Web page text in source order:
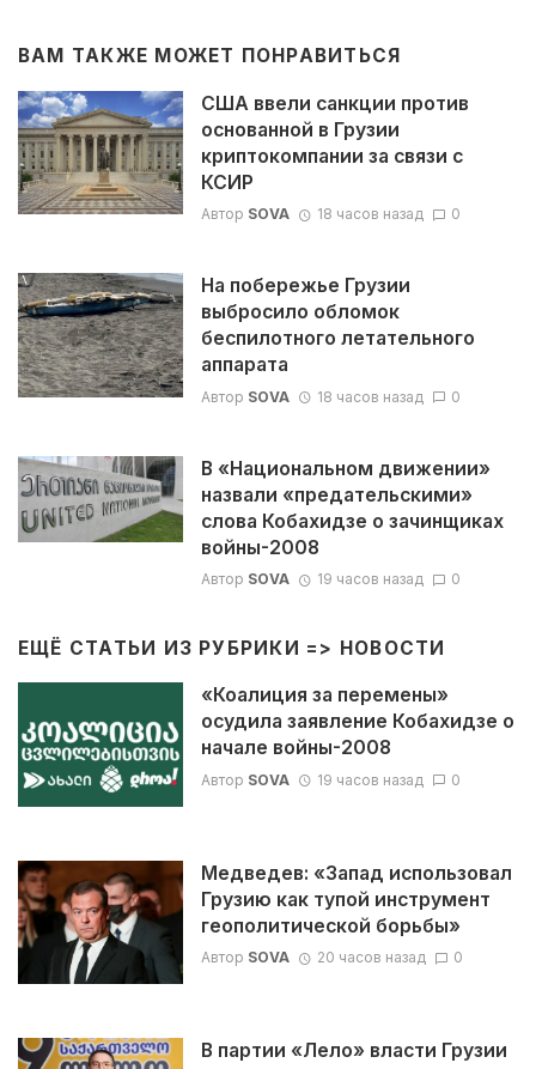
ВАМ ТАКЖЕ МОЖЕТ ПОНРАВИТЬСЯ
США ввели санкции против
основанной в Грузии
криптокомпании за связи с
КСИР
Автор SOVA 18 часов назад 0
На побережье Грузии
выбросило обломок
беспилотного летательного
аппарата
Автор SOVA 18 часов назад 0
В «Национальном движении»
назвали «предательскими»
слова Кобахидзе о зачинщиках
войны-2008
Автор SOVA 19 часов назад 0
ЕЩЁ СТАТЬИ ИЗ РУБРИКИ => НОВОСТИ
«Коалиция за перемены»
осудила заявление Кобахидзе о
начале войны-2008
Автор SOVA 19 часов назад 0
Медведев: «Запад использовал
Грузию как тупой инструмент
геополитической борьбы»
Автор SOVA 20 часов назад 0
В партии «Лело» власти Грузии